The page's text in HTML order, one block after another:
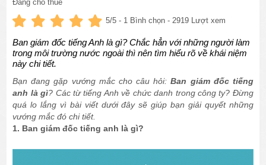
Đang cho thuê
5/5 - 1 Bình chọn - 2919 Lượt xem
Ban giám đốc tiếng Anh là gì? Chắc hẳn với những người làm
trong môi trường nước ngoài thì nên tìm hiểu rõ về khái niệm
này chi tiết.
Bạn đang gặp vướng mắc cho câu hỏi:Ban giám đốc tiếng
anh là gì? Các từ tiếng Anh về chức danh trong công ty? Đừng
quá lo lắng vì bài viết dưới đây sẽ giúp bạn giải quyết những
vướng mắc đó chi tiết.
1. Ban giám đốc tiếng anh là gì?